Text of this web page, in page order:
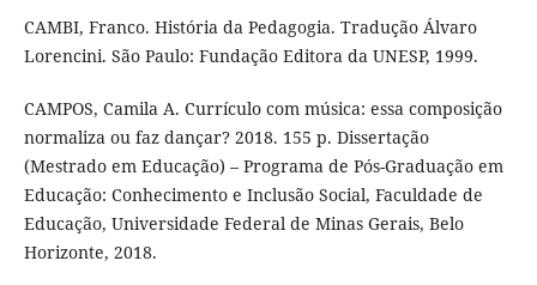
CAMBI, Franco. História da Pedagogia. Tradução Álvaro
Lorencini. São Paulo: Fundação Editora da UNESP, 1999.
CAMPOS, Camila A. Currículo com música: essa composição
normaliza ou faz dançar? 2018. 155 p. Dissertação
(Mestrado em Educação) – Programa de Pós-Graduação em
Educação: Conhecimento e Inclusão Social, Faculdade de
Educação, Universidade Federal de Minas Gerais, Belo
Horizonte, 2018.